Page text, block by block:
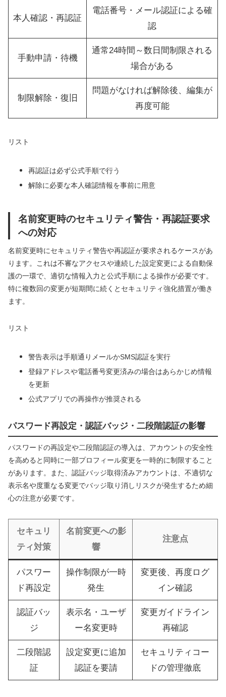
本人確認・再認証
電話番号・メール認証による確
認
手動申請・待機
通常24時間～数日間制限される
場合がある
制限解除・復旧
問題がなければ解除後、編集が
再度可能
リスト
再認証は必ず公式手順で行う
解除に必要な本人確認情報を事前に用意
名前変更時のセキュリティ警告・再認証要求
への対応
名前変更時にセキュリティ警告や再認証が要求されるケースがあ
ります。これは不審なアクセスや連続した設定変更による自動保
護の一環で、適切な情報入力と公式手順による操作が必要です。
特に複数回の変更が短期間に続くとセキュリティ強化措置が働き
ます。
リスト
警告表示は手順通りメールかSMS認証を実行
登録アドレスや電話番号変更済みの場合はあらかじめ情報
を更新
公式アプリでの再操作が推奨される
パスワード再設定・認証バッジ・二段階認証の影響
パスワードの再設定や二段階認証の導入は、アカウントの安全性
を高めると同時に一部プロフィール変更を一時的に制限すること
があります。また、認証バッジ取得済みアカウントは、不適切な
表示名や度重なる変更でバッジ取り消しリスクが発生するため細
心の注意が必要です。
セキュリ
ティ対策
名前変更への影
響
注意点
パスワー
ド再設定
操作制限が一時
発生
変更後、再度ログ
イン確認
認証バッ
ジ
表示名・ユーザ
ー名変更時
変更ガイドライン
再確認
二段階認
証
設定変更に追加
認証を要請
セキュリティコー
ドの管理徹底